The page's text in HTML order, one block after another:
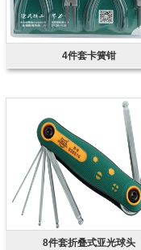
4件套卡簧钳
8件套折叠式亚光球头